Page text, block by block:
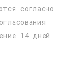
согласно
14 дней